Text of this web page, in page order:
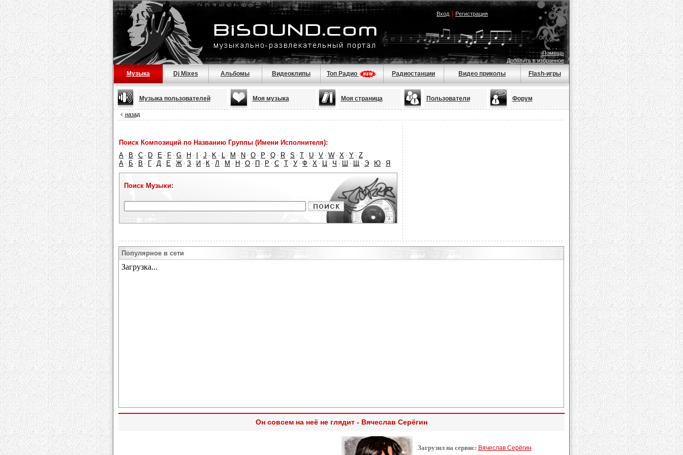
Вход| Регистрация
Помощь
Добавить в избранное
Музыка Dj Mixes Альбомы Видеоклипы Топ Радио Радиостанции Видео приколы Flash-игры
Музыка пользователей Моя музыка Моя страница Пользователи Форум
назад
Поиск Композиций по Названию Группы (Имени Исполнителя):
A · B · C · D · E · F · G · H · · J · K · L · M · N · O · P · Q · R · S · T · U · V · W · X · Y · Z
А · Б · В · Г · Д · Е · Ж · З · И · К · Л · М · Н · О · П · Р · С · Т · У · Ф · Х · Ц · Ч · Ш · Щ · Э · Ю · Я
Поиск Музыки:
Популярное в сети
Он совсем на неё не глядит - Вячеслав Серёгин
Загрузил на сервис: Вячеслав Серёгин